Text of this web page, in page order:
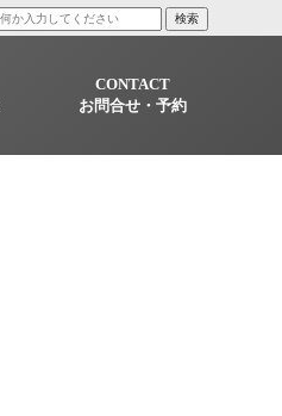
CONTACT
お問合せ・予約